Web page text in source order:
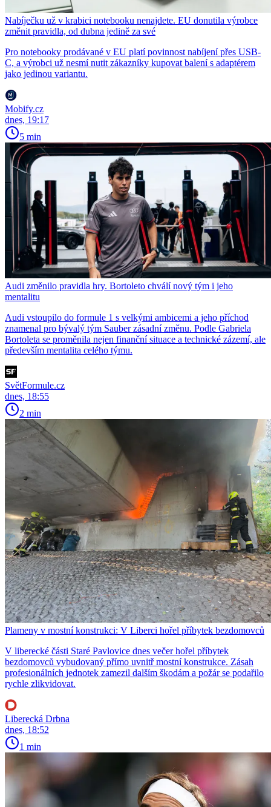
Nabíječku už v krabici notebooku nenajdete. EU donutila výrobce
změnit pravidla, od dubna jedině za své
Pro notebooky prodávané v EU platí povinnost nabíjení přes USB-
C, a výrobci už nesmí nutit zákazníky kupovat balení s adaptérem
jako jedinou variantu.
Mobify.cz
dnes, 19:17
5 min
Audi změnilo pravidla hry. Bortoleto chválí nový tým i jeho
mentalitu
Audi vstoupilo do formule 1 s velkými ambicemi a jeho příchod
znamenal pro bývalý tým Sauber zásadní změnu. Podle Gabriela
Bortoleta se proměnila nejen finanční situace a technické zázemí, ale
především mentalita celého týmu.
SvětFormule.cz
dnes, 18:55
2 min
Plameny v mostní konstrukci: V Liberci hořel příbytek bezdomovců
V liberecké části Staré Pavlovice dnes večer hořel příbytek
bezdomovců vybudovaný přímo uvnitř mostní konstrukce. Zásah
profesionálních jednotek zamezil dalším škodám a požár se podařilo
rychle zlikvidovat.
Liberecká Drbna
dnes, 18:52
1 min